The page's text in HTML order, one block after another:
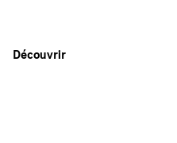
Découvrir